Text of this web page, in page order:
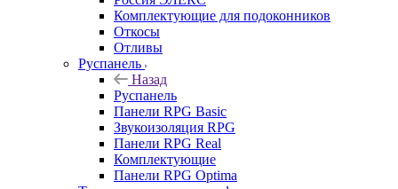
Комплектующие для подоконников
Откосы
Отливы
Руспанель
Назад
Руспанель
Панели RPG Basic
Звукоизоляция RPG
Панели RPG Real
Комплектующие
Панели RPG Optima